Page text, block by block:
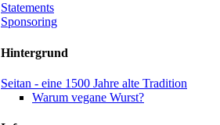
Statements
Sponsoring
Hintergrund
Seitan - eine 1500 Jahre alte Tradition
Warum vegane Wurst?